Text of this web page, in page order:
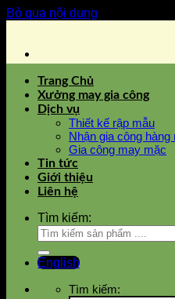
Bỏ qua nội dung
Trang Chủ
Xưởng may gia công
Dịch vụ
Thiết kế rập mẫu
Nhận gia công hàng
Gia công may mặc
Tin tức
Giới thiệu
Liên hệ
Tìm kiếm:
English
Tìm kiếm: